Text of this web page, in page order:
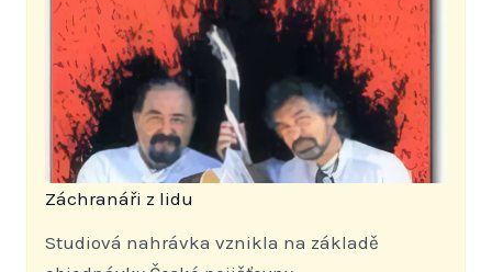
Záchranáři z lidu
Studiová nahrávka vznikla na základě